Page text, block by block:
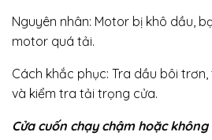
Nguyên nhân: Motor bị khô dầu,
motor quá tải.
Cách khắc phục: Tra dầu bôi
và kiểm tra tải trọng cửa.
Cửa cuốn chạy chậm hoặc không